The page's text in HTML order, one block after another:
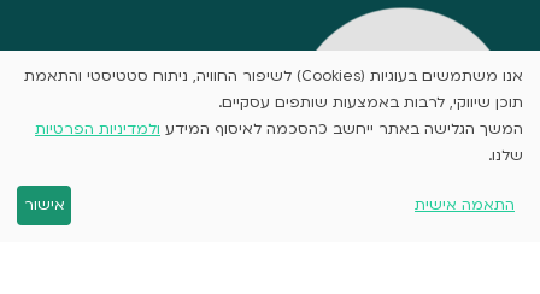
אנו משתמשים בעוגיות (Cookies) לשיפור החוויה, ניתוח סטטיסטי והתאמת
תוכן שיווקי, לרבות באמצעות שותפים עסקיים.
המשך הגלישה באתר ייחשב כהסכמה לאיסוף המידע ולמדיניות הפרטיות
שלנו.
התאמה אישית אישור